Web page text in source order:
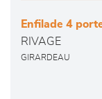
Enfilade 4
RIVAGE
GIRARDEAU